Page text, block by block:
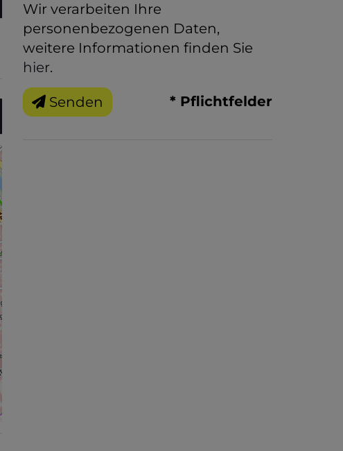
Wir verarbeiten Ihre
personenbezogenen Daten,
weitere Informationen finden Sie
hier.
Senden * Pflichtfelder